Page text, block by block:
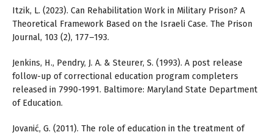
Itzik, L. (2023). Can Rehabilitation Work in Military Prison? A
Theoretical Framework Based on the Israeli Case. The Prison
Journal, 103 (2), 177–193.
Jenkins, H., Pendry, J. A. & Steurer, S. (1993). A post release
follow-up of correctional education program completers
released in 7990-1991. Baltimore: Maryland State Department
of Education.
Jovanić, G. (2011). The role of education in the treatment of